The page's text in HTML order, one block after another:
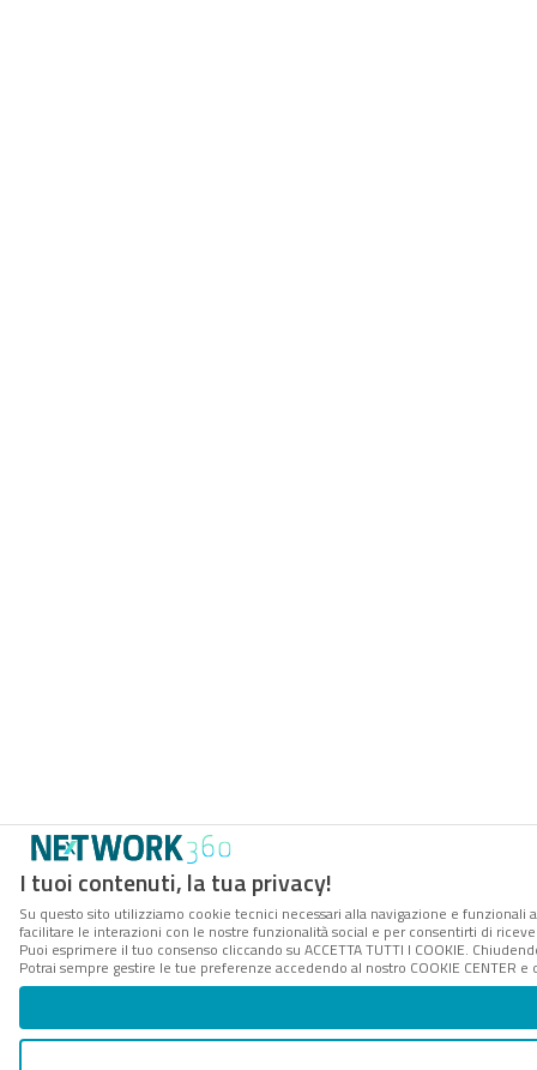
I tuoi contenuti, la tua privacy!
Su questo sito utilizziamo cookie tecnici necessari alla navigazione e
facilitare le interazioni con le nostre funzionalità social e per consentirti di
Puoi esprimere il tuo consenso cliccando su ACCETTA TUTTI I COOKIE.
Potrai sempre gestire le tue preferenze accedendo al nostro COOKIE